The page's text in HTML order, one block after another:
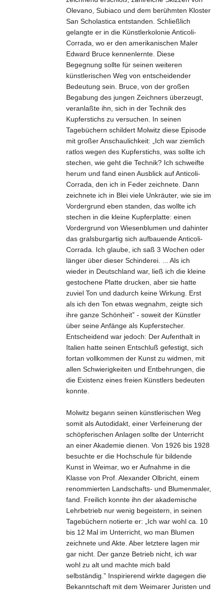
Olevano, Subiaco und dem berühmten Kloster
San Scholastica entstanden. Schließlich
gelangte er in die Künstlerkolonie Anticoli-
Corrada, wo er den amerikanischen Maler
Edward Bruce kennenlernte. Diese
Begegnung sollte für seinen weiteren
künstlerischen Weg von entscheidender
Bedeutung sein. Bruce, von der großen
Begabung des jungen Zeichners überzeugt,
veranlaßte ihn, sich in der Technik des
Kupferstichs zu versuchen. In seinen
Tagebüchern schildert Molwitz diese Episode
mit großer Anschaulichkeit: „Ich war ziemlich
ratlos wegen des Kupferstichs, was sollte ich
stechen, wie geht die Technik? Ich schweifte
herum und fand einen Ausblick auf Anticoli-
Corrada, den ich in Feder zeichnete. Dann
zeichnete ich in Blei viele Unkräuter, wie sie im
Vordergrund eben standen, das wollte ich
stechen in die kleine Kupferplatte: einen
Vordergrund von Wiesenblumen und dahinter
das gralsburgartig sich aufbauende Anticoli-
Corrada. Ich glaube, ich saß 3 Wochen oder
länger über dieser Schinderei. ... Als ich
wieder in Deutschland war, ließ ich die kleine
gestochene Platte drucken, aber sie hatte
zuviel Ton und dadurch keine Wirkung. Erst
als ich den Ton etwas wegnahm, zeigte sich
ihre ganze Schönheit” - soweit der Künstler
über seine Anfänge als Kupferstecher.
Entscheidend war jedoch: Der Aufenthalt in
Italien hatte seinen Entschluß gefestigt, sich
fortan vollkommen der Kunst zu widmen, mit
allen Schwierigkeiten und Entbehrungen, die
die Existenz eines freien Künstlers bedeuten
konnte.
Molwitz begann seinen künstlerischen Weg
somit als Autodidakt, einer Verfeinerung der
schöpferischen Anlagen sollte der Unterricht
an einer Akademie dienen. Von 1926 bis 1928
besuchte er die Hochschule für bildende
Kunst in Weimar, wo er Aufnahme in die
Klasse von Prof. Alexander Olbricht, einem
renommierten Landschafts- und Blumenmaler,
fand. Freilich konnte ihn der akademische
Lehrbetrieb nur wenig begeistern, in seinen
Tagebüchern notierte er: „Ich war wohl ca. 10
bis 12 Mal im Unterricht, wo man Blumen
zeichnete und Akte. Aber letztere lagen mir
gar nicht. Der ganze Betrieb nicht, ich war
wohl zu alt und machte mich bald
selbständig.” Inspirierend wirkte dagegen die
Bekanntschaft mit dem Weimarer Juristen und